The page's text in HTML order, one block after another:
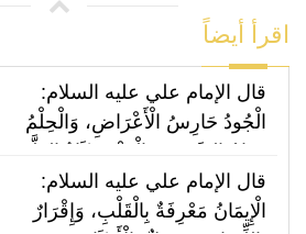
اقرأ أيضاً
قال الإمام علي عليه السلام:
الْجُودُ حَارِسُ الْأَعْرَاضِ، وَالْحِلْمُ
وَالسُّلُوُّ عِوَضُكَ مِمَّنْ غَدَرَ،
وَالِاسْتِشَارَةُ عَيْنُ الْهِدَايَةِ.
قال الإمام علي عليه السلام:
الْإِيمَانُ مَعْرِفَةٌ بِالْقَلْبِ، وَإِقْرَارٌ